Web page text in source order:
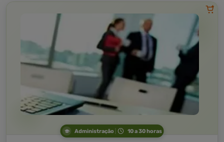
Administração 10 a 30 horas